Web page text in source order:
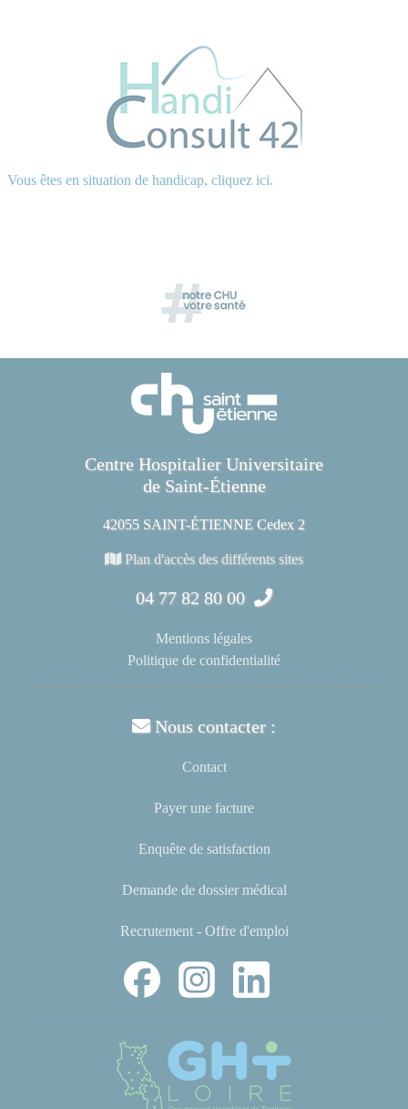
Vous êtes en situation de handicap, cliquez ici.
Centre Hospitalier Universitaire
de Saint-Étienne
42055 SAINT-ÉTIENNE Cedex 2
Plan d'accès des différents sites
04 77 82 80 00
Mentions légales
Politique de confidentialité
Nous contacter :
Contact
Payer une facture
Enquête de satisfaction
Demande de dossier médical
Recrutement - Offre d'emploi